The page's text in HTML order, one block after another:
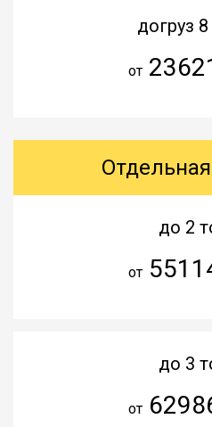
догруз
от
до 2
от
до 3
от